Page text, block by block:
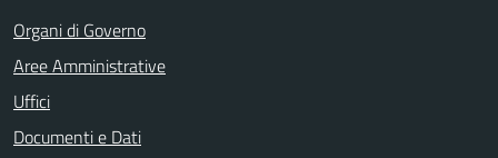
Organi di Governo
Aree Amministrative
Uffici
Documenti e Dati